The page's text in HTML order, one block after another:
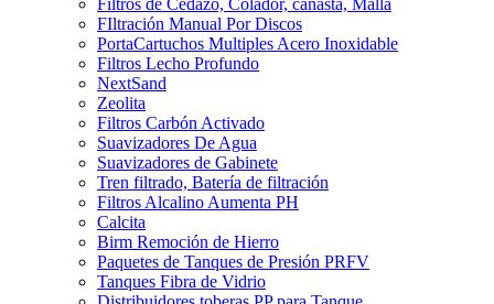
Filtros de Cedazo, Colador, canasta, Malla
FIltración Manual Por Discos
PortaCartuchos Multiples Acero Inoxidable
Filtros Lecho Profundo
NextSand
Zeolita
Filtros Carbón Activado
Suavizadores De Agua
Suavizadores de Gabinete
Tren filtrado, Batería de filtración
Filtros Alcalino Aumenta PH
Calcita
Birm Remoción de Hierro
Paquetes de Tanques de Presión PRFV
Tanques Fibra de Vidrio